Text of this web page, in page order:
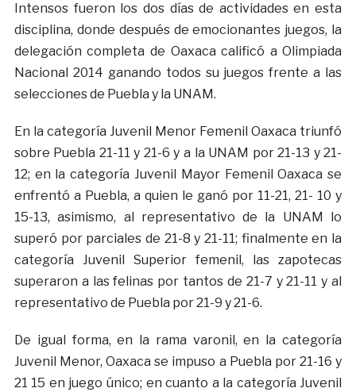
Intensos fueron los dos días de actividades en esta
disciplina, donde después de emocionantes juegos, la
delegación completa de Oaxaca calificó a Olimpiada
Nacional 2014 ganando todos su juegos frente a las
selecciones de Puebla y la UNAM.
En la categoría Juvenil Menor Femenil Oaxaca triunfó
sobre Puebla 21-11 y 21-6 y a la UNAM por 21-13 y 21-
12; en la categoría Juvenil Mayor Femenil Oaxaca se
enfrentó a Puebla, a quien le ganó por 11-21, 21- 10 y
15-13, asimismo, al representativo de la UNAM lo
superó por parciales de 21-8 y 21-11; finalmente en la
categoría Juvenil Superior femenil, las zapotecas
superaron a las felinas por tantos de 21-7 y 21-11 y al
representativo de Puebla por 21-9 y 21-6.
De igual forma, en la rama varonil, en la categoría
Juvenil Menor, Oaxaca se impuso a Puebla por 21-16 y
21 15 en juego único; en cuanto a la categoría Juvenil